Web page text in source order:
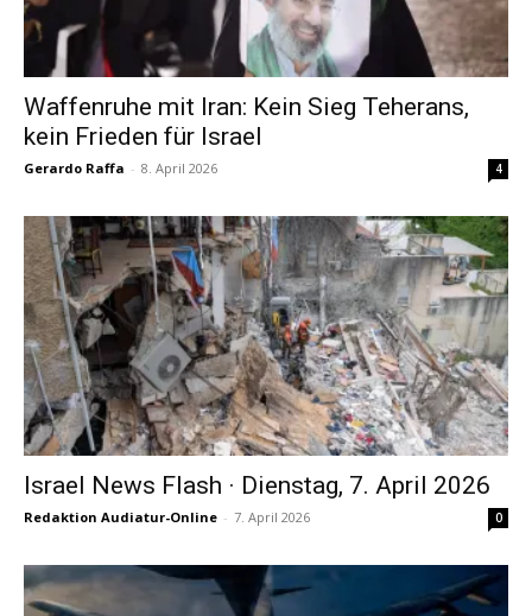
Waffenruhe mit Iran: Kein Sieg Teherans,
kein Frieden für Israel
Gerardo Raffa - 8. April 2026 4
Israel News Flash · Dienstag, 7. April 2026
Redaktion Audiatur-Online - 7. April 2026 0